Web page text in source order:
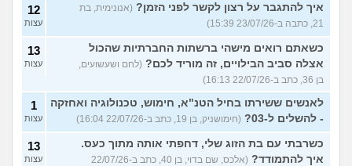
איך להתגבר על רצון לקשר לפני הזמן? (אנונימית, בת
21, כתבה ב-23/07/26 15:39)
12
עצות
כשאתם רואים מישהי ברשתות החברתיות שהכול
אצלה סביב הבילויים, זה מוריד לכם? (לחם ושעשועים,
בן 36, כתב ב-22/07/26 16:13)
13
עצות
לאנשים ששירתו בחיל הטנ"א, חימוש, טכנולוגיה ואחזקה
- להשלים ל-03?
(חימושניק, בן 19, כתב ב-22/07/26 16:04)
1
עצות
כשרבתי עם בת הזוג שלי, דחפתי אותה מתוך כעס.
איך להתמודד?
(אלכס, שם בדוי, בן 40, כתב ב-22/07/26
13
עצות